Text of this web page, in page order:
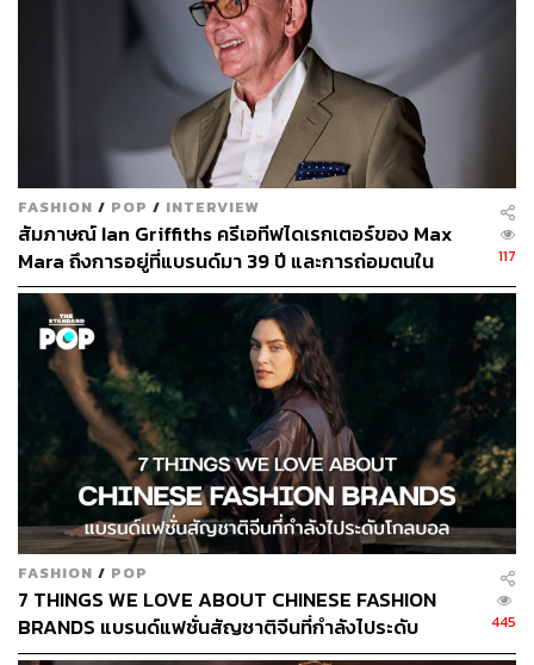
FASHION / POP / INTERVIEW
สัมภาษณ์ Ian Griffiths ครีเอทีฟไดเรกเตอร์ของ Max
Mara ถึงการอยู่ที่แบรนด์มา 39 ปี และการถ่อมตนใน
วงการแฟชั่น
117
FASHION / POP
7 THINGS WE LOVE ABOUT CHINESE FASHION
BRANDS แบรนด์แฟชั่นสัญชาติจีนที่กำลังไประดับ
โกลบอล
445